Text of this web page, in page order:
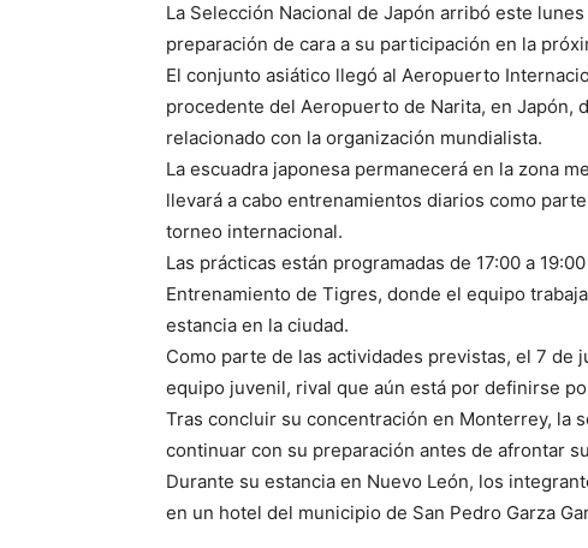
La Selección Nacional de Japón arribó este
preparación de cara a su participación en la
El conjunto asiático llegó al Aeropuerto
procedente del Aeropuerto de Narita, en Japón,
relacionado con la organización mundialista.
La escuadra japonesa permanecerá en la zona
llevará a cabo entrenamientos diarios como
torneo internacional.
Las prácticas están programadas de 17:00 a
Entrenamiento de Tigres, donde el equipo
estancia en la ciudad.
Como parte de las actividades previstas, el 7
equipo juvenil, rival que aún está por definirse
Tras concluir su concentración en Monterrey, la
continuar con su preparación antes de afrontar
Durante su estancia en Nuevo León, los
en un hotel del municipio de San Pedro Garza